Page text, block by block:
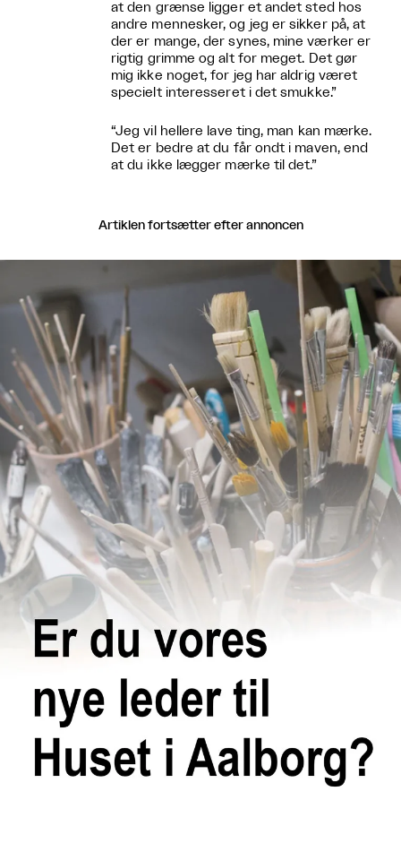
at den grænse ligger et andet sted hos
andre mennesker, og jeg er sikker på, at
der er mange, der synes, mine værker er
rigtig grimme og alt for meget. Det gør
mig ikke noget, for jeg har aldrig været
specielt interesseret i det smukke.”
“Jeg vil hellere lave ting, man kan mærke.
Det er bedre at du får ondt i maven, end
at du ikke lægger mærke til det.”
Artiklen fortsætter efter annoncen